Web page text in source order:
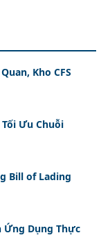
Kho CFS
Ưu Chuỗi
Bill of Lading
Ứng Dụng Thực